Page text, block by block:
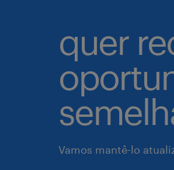
quer
Vamos mantê-lo